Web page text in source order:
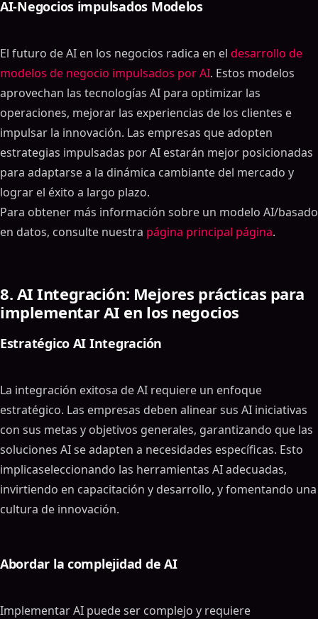
AI-Negocios impulsados Modelos
El futuro de AI en los negocios radica en el desarrollo de
modelos de negocio impulsados por AI. Estos modelos
aprovechan las tecnologías AI para optimizar las
operaciones, mejorar las experiencias de los clientes e
impulsar la innovación. Las empresas que adopten
estrategias impulsadas por AI estarán mejor posicionadas
para adaptarse a la dinámica cambiante del mercado y
lograr el éxito a largo plazo.
Para obtener más información sobre un modelo AI/basado
en datos, consulte nuestra página principal página.
8. AI Integración: Mejores prácticas para
implementar AI en los negocios
Estratégico AI Integración
La integración exitosa de AI requiere un enfoque
estratégico. Las empresas deben alinear sus AI iniciativas
con sus metas y objetivos generales, garantizando que las
soluciones AI se adapten a necesidades específicas. Esto
implicaseleccionando las herramientas AI adecuadas,
invirtiendo en capacitación y desarrollo, y fomentando una
cultura de innovación.
Abordar la complejidad de AI
Implementar AI puede ser complejo y requiere